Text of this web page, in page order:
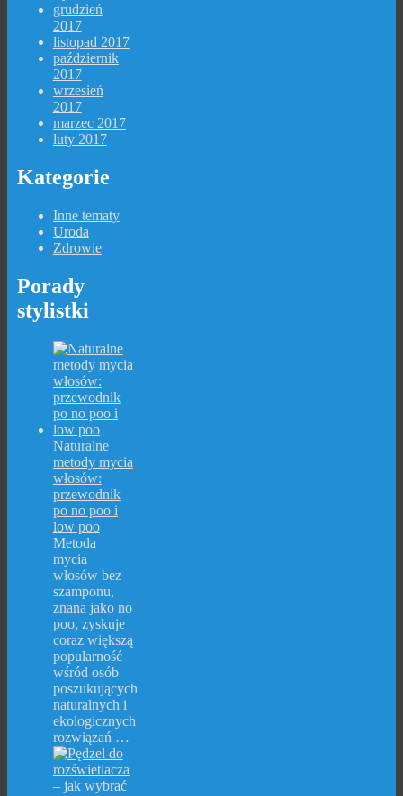
grudzień
2017
listopad 2017
październik
2017
wrzesień
2017
marzec 2017
luty 2017
Kategorie
Inne tematy
Uroda
Zdrowie
Porady
stylistki
Naturalne
metody mycia
włosów:
przewodnik
po no poo i
low poo
Metoda
mycia
włosów bez
szamponu,
znana jako no
poo, zyskuje
coraz większą
popularność
wśród osób
poszukujących
naturalnych i
ekologicznych
rozwiązań …